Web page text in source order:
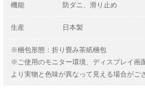
機能 防ダニ、滑り止め
生産 日本製
※梱包形態：折り畳み茶紙梱包
※ご使用のモニター環境、ディスプレイ画
より実物と色味が異なって見える場合がご